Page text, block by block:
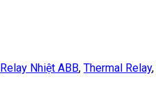
Relay Nhiệt ABB, Thermal Relay,